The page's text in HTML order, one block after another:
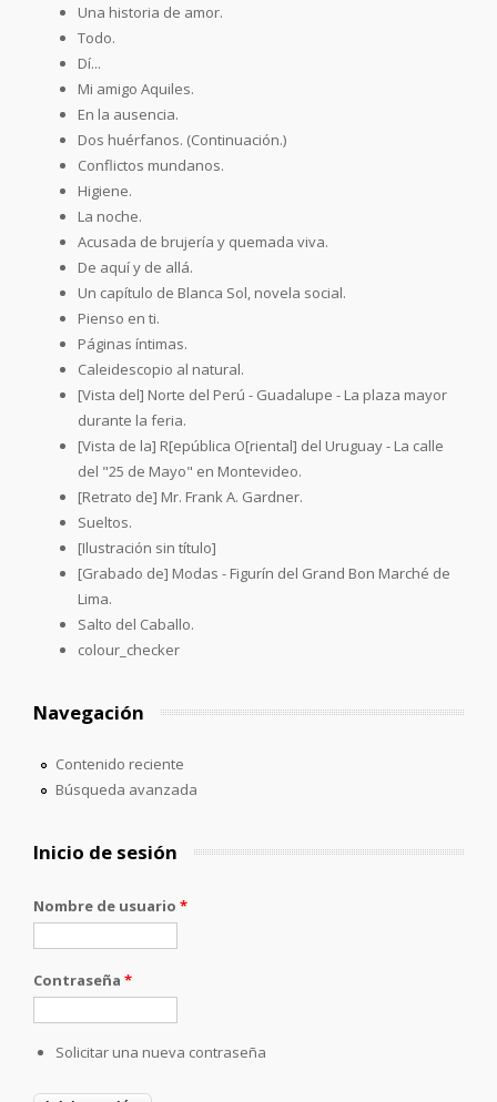
Una historia de amor.
Todo.
Dí...
Mi amigo Aquiles.
En la ausencia.
Dos huérfanos. (Continuación.)
Conflictos mundanos.
Higiene.
La noche.
Acusada de brujería y quemada viva.
De aquí y de allá.
Un capítulo de Blanca Sol, novela social.
Pienso en ti.
Páginas íntimas.
Caleidescopio al natural.
[Vista del] Norte del Perú - Guadalupe - La plaza mayor
durante la feria.
[Vista de la] R[epública O[riental] del Uruguay - La calle
del "25 de Mayo" en Montevideo.
[Retrato de] Mr. Frank A. Gardner.
Sueltos.
[Ilustración sin título]
[Grabado de] Modas - Figurín del Grand Bon Marché de
Lima.
Salto del Caballo.
colour_checker
Navegación
Contenido reciente
Búsqueda avanzada
Inicio de sesión
Nombre de usuario *
Contraseña *
Solicitar una nueva contraseña